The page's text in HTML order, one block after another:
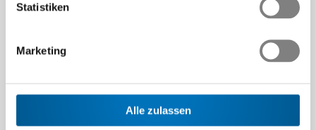
Statistiken
Marketing
Alle zulassen
26.06.2007
Berufswahlprozess für Berufsbildnerinnen
und Berufsbildner.